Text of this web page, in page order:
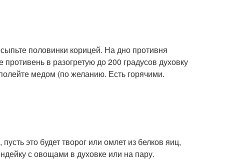
половинки корицей. На дно противня
в разогретую до 200 градусов духовку
медом (по желанию. Есть горячими.
это будет творог или омлет из белков яиц,
с овощами в духовке или на пару.